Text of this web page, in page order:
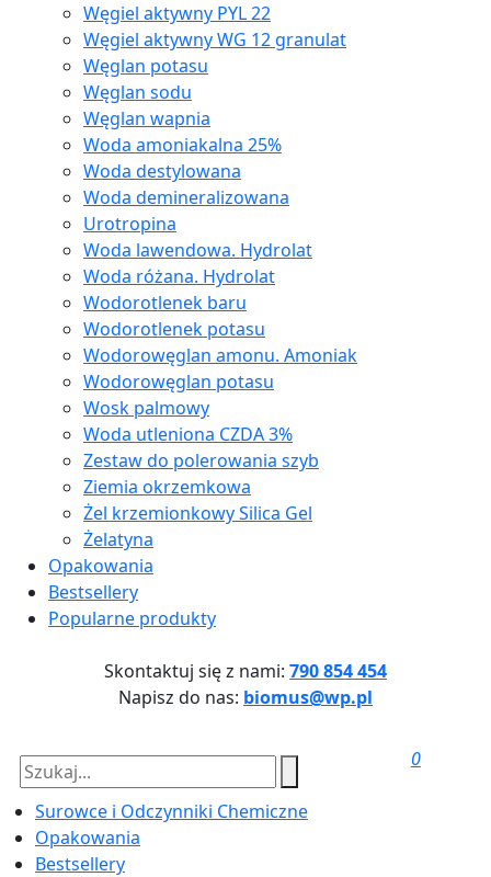
Węgiel aktywny PYL 22
Węgiel aktywny WG 12 granulat
Węglan potasu
Węglan sodu
Węglan wapnia
Woda amoniakalna 25%
Woda destylowana
Woda demineralizowana
Urotropina
Woda lawendowa. Hydrolat
Woda różana. Hydrolat
Wodorotlenek baru
Wodorotlenek potasu
Wodorowęglan amonu. Amoniak
Wodorowęglan potasu
Wosk palmowy
Woda utleniona CZDA 3%
Zestaw do polerowania szyb
Ziemia okrzemkowa
Żel krzemionkowy Silica Gel
Żelatyna
Opakowania
Bestsellery
Popularne produkty
Skontaktuj się z nami: 790 854 454
Napisz do nas: biomus@wp.pl
0
Surowce i Odczynniki Chemiczne
Opakowania
Bestsellery